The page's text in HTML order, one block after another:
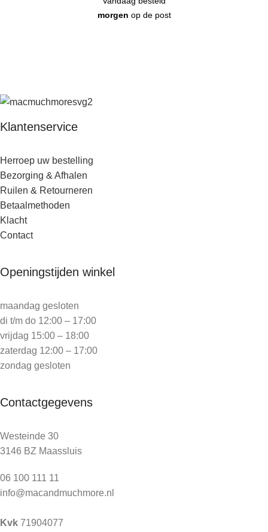
morgen op de post
Klantenservice
Herroep uw bestelling
Bezorging & Afhalen
Ruilen & Retourneren
Betaalmethoden
Klacht
Contact
Openingstijden winkel
maandag gesloten
di t/m do 12:00 – 17:00
vrijdag 15:00 – 18:00
zaterdag 12:00 – 17:00
zondag gesloten
Contactgegevens
Westeinde 30
3146 BZ Maassluis
06 100 111 11
info@macandmuchmore.nl
Kvk 71904077